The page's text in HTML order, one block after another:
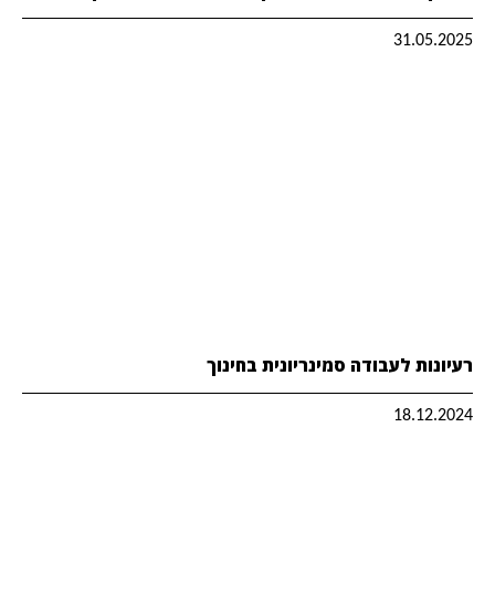
31.05.2025
רעיונות לעבודה סמינריונית בחינוך
18.12.2024